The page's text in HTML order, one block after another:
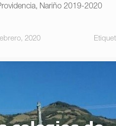
Nariño 2019-2020
2020